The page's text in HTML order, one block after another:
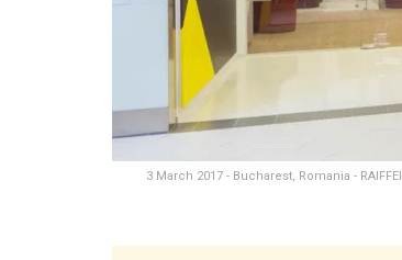
3 March 2017 - Bucharest, Romania -